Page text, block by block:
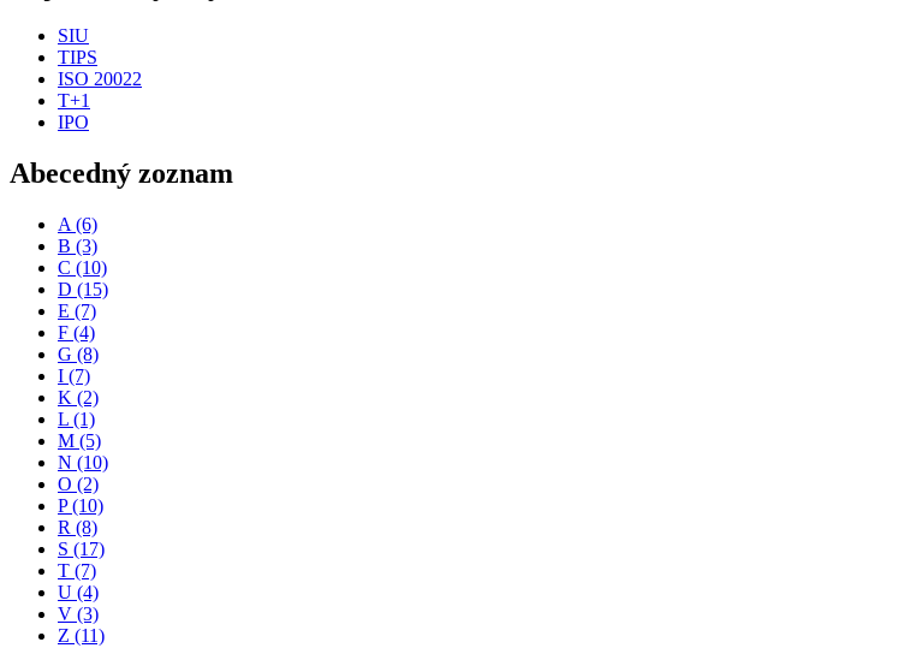
SIU
TIPS
ISO 20022
T+1
IPO
Abecedný zoznam
A (6)
B (3)
C (10)
D (15)
E (7)
F (4)
G (8)
I (7)
K (2)
L (1)
M (5)
N (10)
O (2)
P(10)
R (8)
S (17)
T (7)
U (4)
V (3)
Z (11)